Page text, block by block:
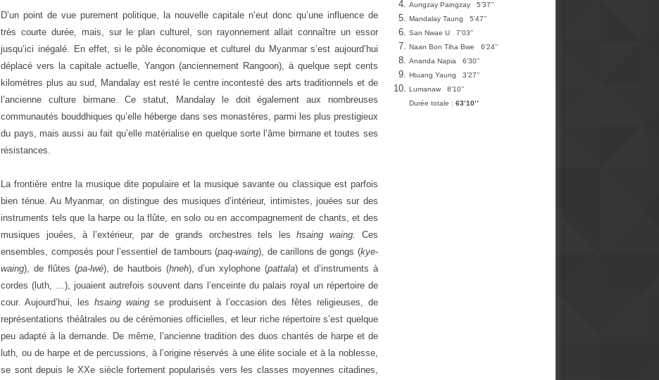
D’un point de vue purement politique, la nouvelle capitale n’eut donc qu’une influence de
très courte durée, mais, sur le plan culturel, son rayonnement allait connaître un essor
jusqu’ici inégalé. En effet, si le pôle économique et culturel du Myanmar s’est aujourd’hui
déplacé vers la capitale actuelle, Yangon (anciennement Rangoon), à quelque sept cents
kilomètres plus au sud, Mandalay est resté le centre incontesté des arts traditionnels et de
l’ancienne culture birmane. Ce statut, Mandalay le doit également aux nombreuses
communautés bouddhiques qu’elle héberge dans ses monastères, parmi les plus prestigieux
du pays, mais aussi au fait qu’elle matérialise en quelque sorte l’âme birmane et toutes ses
résistances.
La frontière entre la musique dite populaire et la musique savante ou classique est parfois
bien ténue. Au Myanmar, on distingue des musiques d’intérieur, intimistes, jouées sur des
instruments tels que la harpe ou la flûte, en solo ou en accompagnement de chants, et des
musiques jouées, à l’extérieur, par de grands orchestres tels leshsaing waing. Ces
ensembles, composés pour l’essentiel de tambours (paq-waing), de carillons de gongs (kye-
waing), de flûtes (pa-lwé), de hautbois (hneh), d’un xylophone (pattala) et d’instruments à
cordes (luth, …), jouaient autrefois souvent dans l’enceinte du palais royal un répertoire de
cour. Aujourd’hui, leshsaing waing se produisent à l’occasion des fêtes religieuses, de
représentations théâtrales ou de cérémonies officielles, et leur riche répertoire s’est quelque
peu adapté à la demande. De même, l’ancienne tradition des duos chantés de harpe et de
luth, ou de harpe et de percussions, à l’origine réservés à une élite sociale et à la noblesse,
se sont depuis le XXe siècle fortement popularisés vers les classes moyennes citadines,
Aungzay Paingzay 5’37’’
Mandalay Taung 5’47’’
San Nwae U 7’03’’
Naan Bon Tiha Bwe 6’24’’
Ananda Napia 6’30’’
Htuang Yaung 3’27’’
Lumanaw 8’10’’
Durée totale : 63’10’’